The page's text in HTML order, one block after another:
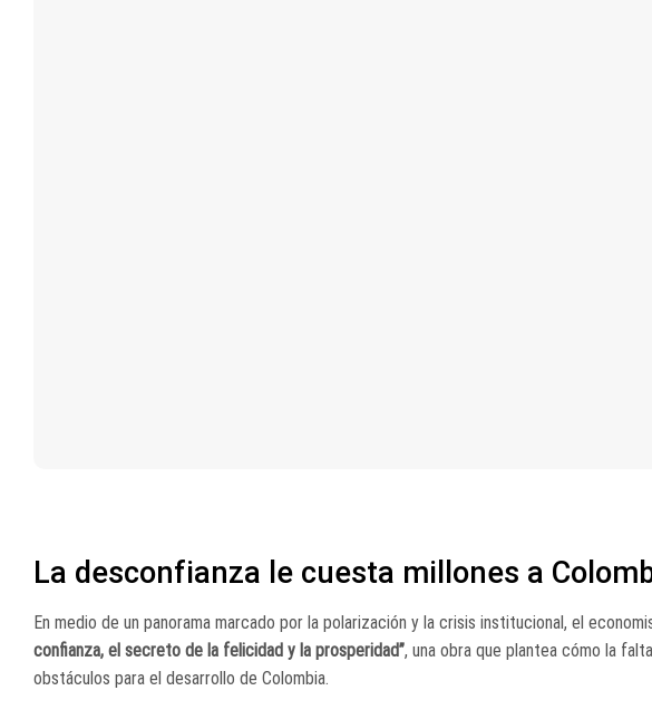
La desconfianza le cuesta millones a
En medio de un panorama marcado por la polarización y la crisis institucional, el
confianza, el secreto de la felicidad y la prosperidad”, una obra que plantea cómo la
obstáculos para el desarrollo de Colombia.